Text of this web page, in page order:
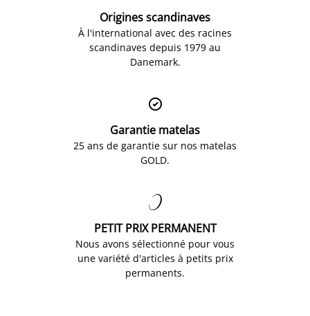
Origines scandinaves
À l'international avec des racines
scandinaves depuis 1979 au
Danemark.

Garantie matelas
25 ans de garantie sur nos matelas
GOLD.

PETIT PRIX PERMANENT
Nous avons sélectionné pour vous
une variété d'articles à petits prix
permanents.